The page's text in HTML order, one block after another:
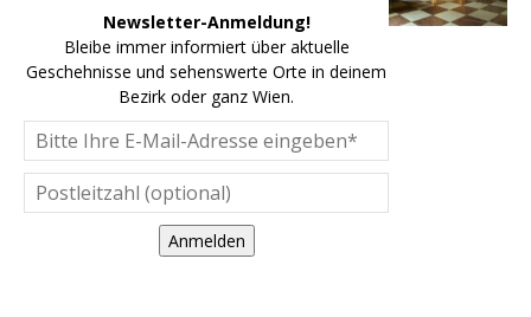
Newsletter-Anmeldung!
Bleibe immer informiert über aktuelle
Geschehnisse und sehenswerte Orte in deinem
Bezirk oder ganz Wien.
Anmelden